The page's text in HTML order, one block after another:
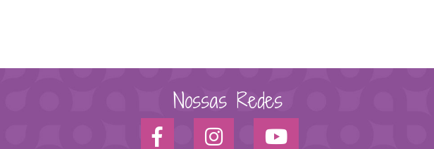
Nossas Redes